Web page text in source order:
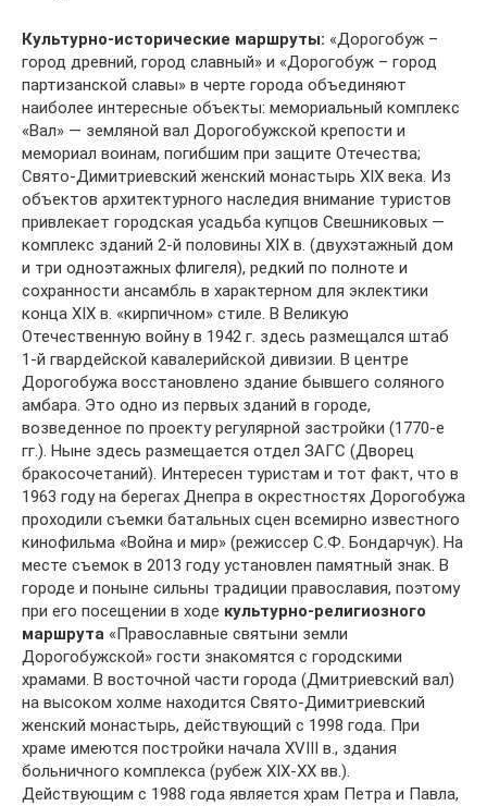
Культурно-исторические маршруты: «Дорогобуж –
город древний, город славный» и «Дорогобуж – город
партизанской славы» в черте города объединяют
наиболее интересные объекты: мемориальный комплекс
«Вал» — земляной вал Дорогобужской крепости и
мемориал воинам, погибшим при защите Отечества;
Свято-Димитриевский женский монастырь XIX века. Из
объектов архитектурного наследия внимание туристов
привлекает городская усадьба купцов Свешниковых —
комплекс зданий 2-й половины XIX в. (двухэтажный дом
и три одноэтажных флигеля), редкий по полноте и
сохранности ансамбль в характерном для эклектики
конца XIX в. «кирпичном» стиле. В Великую
Отечественную войну в 1942 г. здесь размещался штаб
1-й гвардейской кавалерийской дивизии. В центре
Дорогобужа восстановлено здание бывшего соляного
амбара. Это одно из первых зданий в городе,
возведенное по проекту регулярной застройки (1770-е
гг.). Ныне здесь размещается отдел ЗАГС (Дворец
бракосочетаний). Интересен туристам и тот факт, что в
1963 году на берегах Днепра в окрестностях Дорогобужа
проходили съемки батальных сцен всемирно известного
кинофильма «Война и мир» (режиссер С.Ф. Бондарчук). На
месте съемок в 2013 году установлен памятный знак. В
городе и поныне сильны традиции православия, поэтому
при его посещении в ходе культурно-религиозного
маршрута «Православные святыни земли
Дорогобужской» гости знакомятся с городскими
храмами. В восточной части города (Дмитриевский вал)
на высоком холме находится Свято-Димитриевский
женский монастырь, действующий с 1998 года. При
храме имеются постройки начала XVIII в., здания
больничного комплекса (рубеж XIX-XX вв.).
Действующим с 1988 года является храм Петра и Павла,